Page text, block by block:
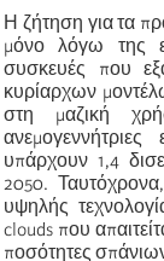
Η ζήτηση για τα
μόνο λόγω της
συσκευές που
κυρίαρχων
στη μαζική
υπάρχουν 1,4
2050.
υψηλής
clouds που
ποσότητες